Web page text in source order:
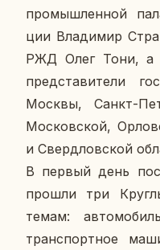
про­мыш­лен­ной
ции Вла­ди­мир
РЖД Олег Тони, а
пред­ста­ви­те­ли
Москвы, Санкт-
Мос­ков­ской,
и Сверд­лов­ской
В первый день
прошли три
темам:
транс­порт­ное